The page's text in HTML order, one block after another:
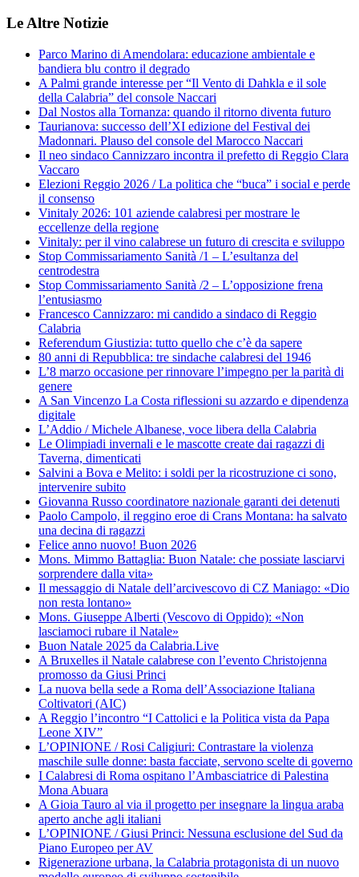
Le Altre Notizie
Parco Marino di Amendolara: educazione ambientale e
bandiera blu contro il degrado
A Palmi grande interesse per “Il Vento di Dahkla e il sole
della Calabria” del console Naccari
Dal Nostos alla Tornanza: quando il ritorno diventa futuro
Taurianova: successo dell’XI edizione del Festival dei
Madonnari. Plauso del console del Marocco Naccari
Il neo sindaco Cannizzaro incontra il prefetto di Reggio Clara
Vaccaro
Elezioni Reggio 2026 / La politica che “buca” i social e perde
il consenso
Vinitaly 2026: 101 aziende calabresi per mostrare le
eccellenze della regione
Vinitaly: per il vino calabrese un futuro di crescita e sviluppo
Stop Commissariamento Sanità /1 – L’esultanza del
centrodestra
Stop Commissariamento Sanità /2 – L’opposizione frena
l’entusiasmo
Francesco Cannizzaro: mi candido a sindaco di Reggio
Calabria
Referendum Giustizia: tutto quello che c’è da sapere
80 anni di Repubblica: tre sindache calabresi del 1946
L’8 marzo occasione per rinnovare l’impegno per la parità di
genere
A San Vincenzo La Costa riflessioni su azzardo e dipendenza
digitale
L’Addio / Michele Albanese, voce libera della Calabria
Le Olimpiadi invernali e le mascotte create dai ragazzi di
Taverna, dimenticati
Salvini a Bova e Melito: i soldi per la ricostruzione ci sono,
intervenire subito
Giovanna Russo coordinatore nazionale garanti dei detenuti
Paolo Campolo, il reggino eroe di Crans Montana: ha salvato
una decina di ragazzi
Felice anno nuovo! Buon 2026
Mons. Mimmo Battaglia: Buon Natale: che possiate lasciarvi
sorprendere dalla vita»
Il messaggio di Natale dell’arcivescovo di CZ Maniago: «Dio
non resta lontano»
Mons. Giuseppe Alberti (Vescovo di Oppido): «Non
lasciamoci rubare il Natale»
Buon Natale 2025 da Calabria.Live
A Bruxelles il Natale calabrese con l’evento Christojenna
promosso da Giusi Princi
La nuova bella sede a Roma dell’Associazione Italiana
Coltivatori (AIC)
A Reggio l’incontro “I Cattolici e la Politica vista da Papa
Leone XIV”
L’OPINIONE / Rosi Caligiuri: Contrastare la violenza
maschile sulle donne: basta facciate, servono scelte di governo
I Calabresi di Roma ospitano l’Ambasciatrice di Palestina
Mona Abuara
A Gioia Tauro al via il progetto per insegnare la lingua araba
aperto anche agli italiani
L’OPINIONE / Giusi Princi: Nessuna esclusione del Sud da
Piano Europeo per AV
Rigenerazione urbana, la Calabria protagonista di un nuovo